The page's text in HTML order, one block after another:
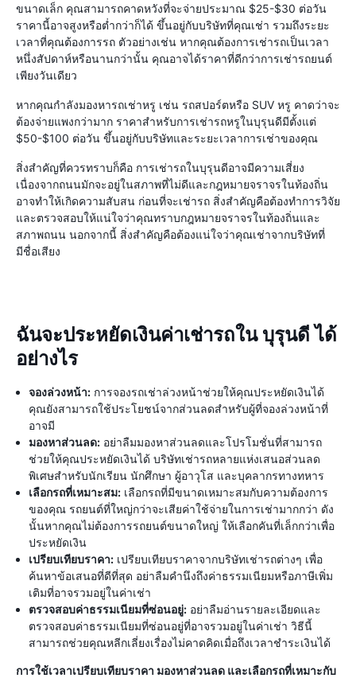
ขนาดเล็ก คุณสามารถคาดหวังที่จะจ่ายประมาณ $25-$30 ต่อวัน
ราคานี้อาจสูงหรือต่ำกว่าก็ได้ ขึ้นอยู่กับบริษัทที่คุณเช่า รวมถึงระยะ
เวลาที่คุณต้องการรถ ตัวอย่างเช่น หากคุณต้องการเช่ารถเป็นเวลา
หนึ่งสัปดาห์หรือนานกว่านั้น คุณอาจได้ราคาที่ดีกว่าการเช่ารถยนต์
เพียงวันเดียว
หากคุณกำลังมองหารถเช่าหรู เช่น รถสปอร์ตหรือ SUV หรู คาดว่าจะ
ต้องจ่ายแพงกว่ามาก ราคาสำหรับการเช่ารถหรูในบุรุนดีมีตั้งแต่
$50-$100 ต่อวัน ขึ้นอยู่กับบริษัทและระยะเวลาการเช่าของคุณ
สิ่งสำคัญที่ควรทราบก็คือ การเช่ารถในบุรุนดีอาจมีความเสี่ยง
เนื่องจากถนนมักจะอยู่ในสภาพที่ไม่ดีและกฎหมายจราจรในท้องถิ่น
อาจทำให้เกิดความสับสน ก่อนที่จะเช่ารถ สิ่งสำคัญคือต้องทำการวิจัย
และตรวจสอบให้แน่ใจว่าคุณทราบกฎหมายจราจรในท้องถิ่นและ
สภาพถนน นอกจากนี้ สิ่งสำคัญคือต้องแน่ใจว่าคุณเช่าจากบริษัทที่
มีชื่อเสียง
ฉันจะประหยัดเงินค่าเช่ารถใน บุรุนดี ได้
อย่างไร
จองล่วงหน้า: การจองรถเช่าล่วงหน้าช่วยให้คุณประหยัดเงินได้
คุณยังสามารถใช้ประโยชน์จากส่วนลดสำหรับผู้ที่จองล่วงหน้าที่
อาจมี
มองหาส่วนลด: อย่าลืมมองหาส่วนลดและโปรโมชั่นที่สามารถ
ช่วยให้คุณประหยัดเงินได้ บริษัทเช่ารถหลายแห่งเสนอส่วนลด
พิเศษสำหรับนักเรียน นักศึกษา ผู้อาวุโส และบุคลากรทางทหาร
เลือกรถที่เหมาะสม: เลือกรถที่มีขนาดเหมาะสมกับความต้องการ
ของคุณ รถยนต์ที่ใหญ่กว่าจะเสียค่าใช้จ่ายในการเช่ามากกว่า ดัง
นั้นหากคุณไม่ต้องการรถยนต์ขนาดใหญ่ ให้เลือกคันที่เล็กกว่าเพื่อ
ประหยัดเงิน
เปรียบเทียบราคา: เปรียบเทียบราคาจากบริษัทเช่ารถต่างๆ เพื่อ
ค้นหาข้อเสนอที่ดีที่สุด อย่าลืมคำนึงถึงค่าธรรมเนียมหรือภาษีเพิ่ม
เติมที่อาจรวมอยู่ในค่าเช่า
ตรวจสอบค่าธรรมเนียมที่ซ่อนอยู่: อย่าลืมอ่านรายละเอียดและ
ตรวจสอบค่าธรรมเนียมที่ซ่อนอยู่ที่อาจรวมอยู่ในค่าเช่า วิธีนี้
สามารถช่วยคุณหลีกเลี่ยงเรื่องไม่คาดคิดเมื่อถึงเวลาชำระเงินได้
การใช้เวลาเปรียบเทียบราคา มองหาส่วนลด และเลือกรถที่เหมาะกับ